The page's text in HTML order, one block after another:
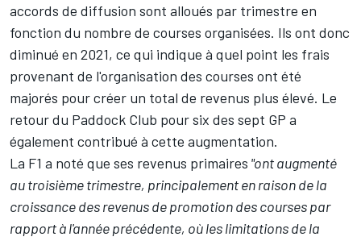
accords de diffusion sont alloués par trimestre en
fonction du nombre de courses organisées. Ils ont donc
diminué en 2021, ce qui indique à quel point les frais
provenant de l'organisation des courses ont été
majorés pour créer un total de revenus plus élevé. Le
retour du Paddock Club pour six des sept GP a
également contribué à cette augmentation.
La F1 a noté que ses revenus primaires "ont augmenté
au troisième trimestre, principalement en raison de la
croissance des revenus de promotion des courses par
rapport à l'année précédente, où les limitations de la